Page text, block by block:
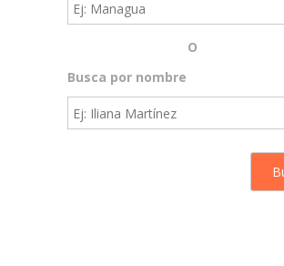
O
Busca por nombre